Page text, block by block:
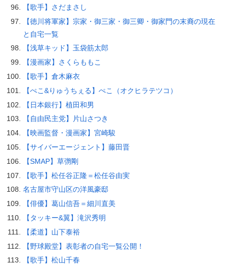
【歌手】さだまさし
【徳川将軍家】宗家・御三家・御三卿・御家門の末裔の現在
と自宅一覧
【浅草キッド】玉袋筋太郎
【漫画家】さくらももこ
【歌手】倉木麻衣
【ぺこ&りゅうちぇる】ぺこ（オクヒラテツコ）
【日本銀行】植田和男
【自由民主党】片山さつき
【映画監督・漫画家】宮崎駿
【サイバーエージェント】藤田晋
【SMAP】草彅剛
【歌手】松任谷正隆＝松任谷由実
名古屋市守山区の洋風豪邸
【俳優】葛山信吾＝細川直美
【タッキー&翼】滝沢秀明
【柔道】山下泰裕
【野球殿堂】表彰者の自宅一覧公開！
【歌手】松山千春